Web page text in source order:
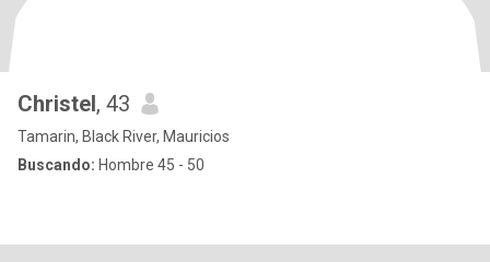
Christel, 43
Tamarin, Black River, Mauricios
Buscando: Hombre 45 - 50